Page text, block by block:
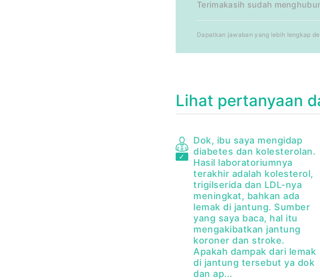
Terimakasih sudah
Dapatkan jawaban yang lebih lengkap
Lihat pertanyaan
Dok, ibu saya mengidap
diabetes dan kolesterolan.
Hasil laboratoriumnya
terakhir adalah kolesterol,
trigilserida dan LDL-nya
meningkat, bahkan ada
lemak di jantung. Sumber
yang saya baca, hal itu
mengakibatkan jantung
koroner dan stroke.
Apakah dampak dari lemak
di jantung tersebut ya dok
dan ap...